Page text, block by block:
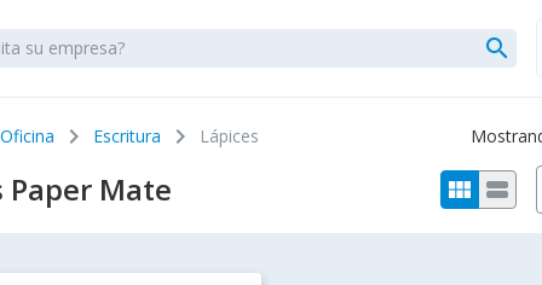
search
chevron_right Escritura chevron_right Lápices
Paper Mate view_module view_stream